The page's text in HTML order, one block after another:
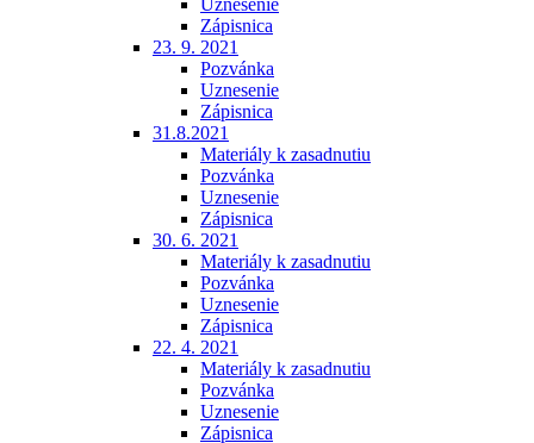
Uznesenie
Zápisnica
23. 9. 2021
Pozvánka
Uznesenie
Zápisnica
31.8.2021
Materiály k zasadnutiu
Pozvánka
Uznesenie
Zápisnica
30. 6. 2021
Materiály k zasadnutiu
Pozvánka
Uznesenie
Zápisnica
22. 4. 2021
Materiály k zasadnutiu
Pozvánka
Uznesenie
Zápisnica